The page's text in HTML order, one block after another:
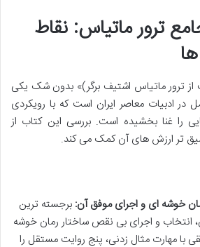
ترور ماتیاس: نقاط
از ترور ماتیاس اشتیف برگر)» بدون شک یکی
در ادبیات معاصر ایران است که با رویکردی
را غنا بخشیده است. بررسی این کتاب از
تر ارزش های آن کمک می کند.
خوشه ای و اجرای موفق آن: برجسته ترین
انتخاب و اجرای بی نقص ساختار رمان خوشه
مهارت مثال زدنی، پنج روایت مستقل را